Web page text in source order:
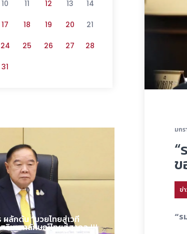
มก
“
ข
ข่
“ร
10 11 12 13 14
17 18 19 20 21
24 25 26 27 28
31
ลักดัน “มวยไทยสู่เวที
สริมเอกลักษณ์ไทยสู่สากล !!!